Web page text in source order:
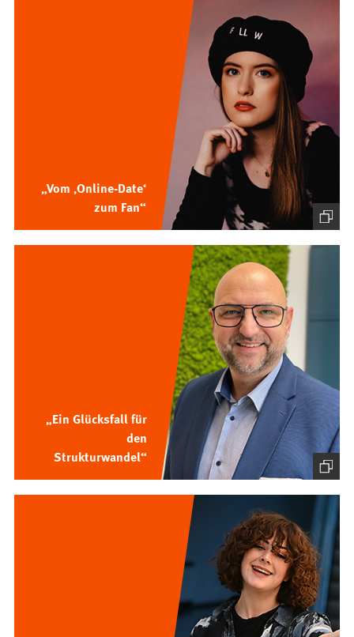
„Vom ‚Online-Date‘
zum Fan“
„Ein Glücksfall für
den
Strukturwandel“